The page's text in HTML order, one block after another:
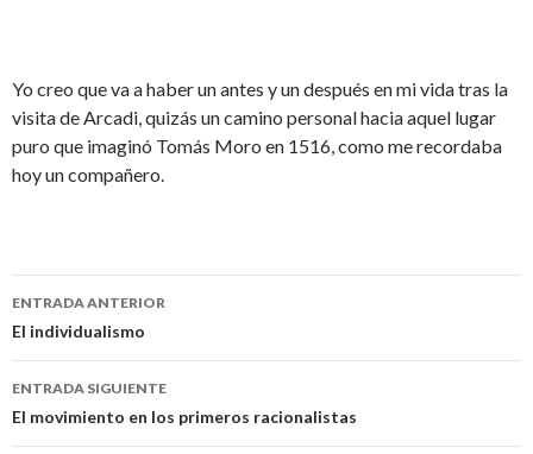
Yo creo que va a haber un antes y un después en mi vida tras la
visita de Arcadi, quizás un camino personal hacia aquel lugar
puro que imaginó Tomás Moro en 1516, como me recordaba
hoy un compañero.
Navegación
de
entradas
ENTRADA ANTERIOR
El individualismo
ENTRADA SIGUIENTE
El movimiento en los primeros racionalistas